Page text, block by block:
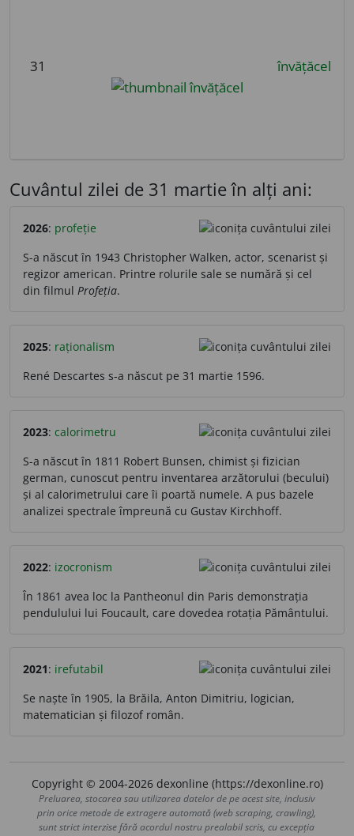
31 învățăcel
Cuvântul zilei de 31 martie în alți ani:
2026: profeție
S-a născut în 1943 Christopher Walken, actor, scenarist și
regizor american. Printre rolurile sale se numără și cel
din filmul Profeția.
2025: raționalism
René Descartes s-a născut pe 31 martie 1596.
2023: calorimetru
S-a născut în 1811 Robert Bunsen, chimist și fizician
german, cunoscut pentru inventarea arzătorului (becului)
și al calorimetrului care îi poartă numele. A pus bazele
analizei spectrale împreună cu Gustav Kirchhoff.
2022: izocronism
În 1861 avea loc la Pantheonul din Paris demonstrația
pendulului lui Foucault, care dovedea rotația Pământului.
2021: irefutabil
Se naște în 1905, la Brăila, Anton Dimitriu, logician,
matematician și filozof român.
Copyright © 2004-2026 dexonline (https://dexonline.ro)
Preluarea, stocarea sau utilizarea datelor de pe acest site, inclusiv
prin orice metode de extragere automată (web scraping, crawling),
sunt strict interzise fără acordul nostru prealabil scris, cu excepția